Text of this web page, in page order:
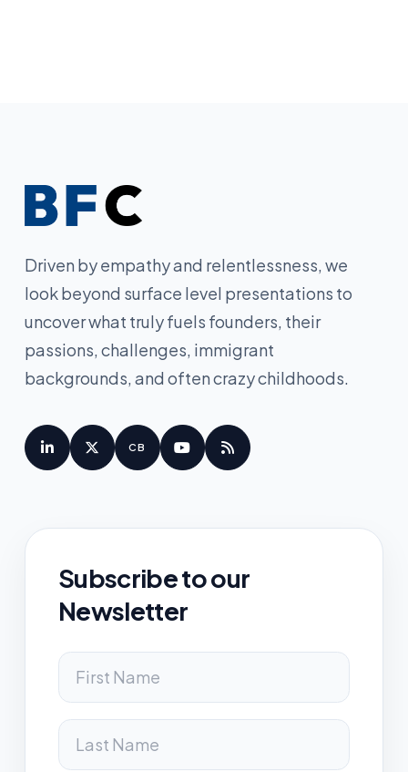
Driven by empathy and relentlessness, we
look beyond surface level presentations to
uncover what truly fuels founders, their
passions, challenges, immigrant
backgrounds, and often crazy childhoods.
CB
Subscribe to our
Newsletter